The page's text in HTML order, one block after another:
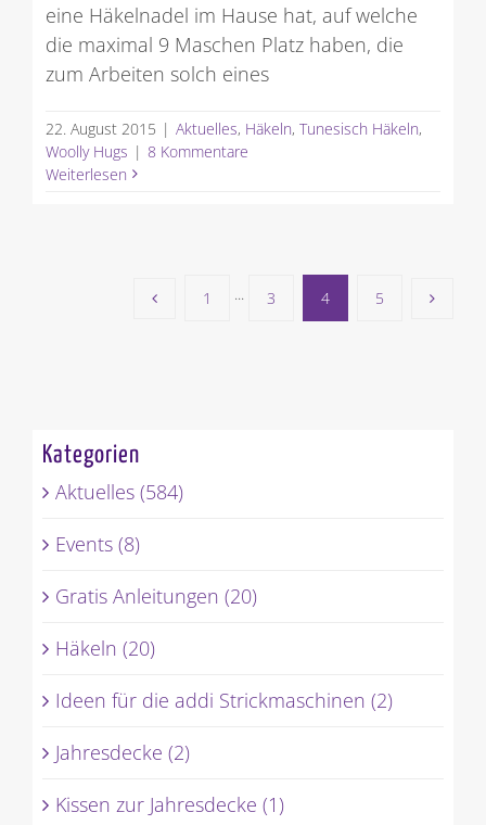
eine Häkelnadel im Hause hat, auf welche
die maximal 9 Maschen Platz haben, die
zum Arbeiten solch eines
22. August 2015 | Aktuelles, Häkeln, Tunesisch Häkeln,
Woolly Hugs | 8 Kommentare
Weiterlesen
1 ··· 3 4 5
Kategorien
Aktuelles (584)
Events (8)
Gratis Anleitungen (20)
Häkeln (20)
Ideen für die addi Strickmaschinen (2)
Jahresdecke (2)
Kissen zur Jahresdecke (1)